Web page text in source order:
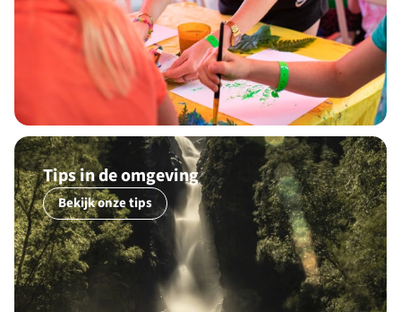
Tips in de omgeving
Bekijk onze tips